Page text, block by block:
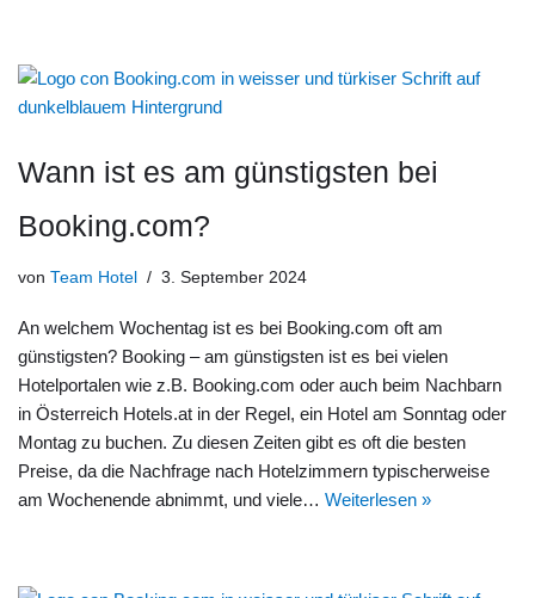
Wann ist es am günstigsten bei
Booking.com?
von Team Hotel 3. September 2024
An welchem Wochentag ist es bei Booking.com oft am
günstigsten? Booking – am günstigsten ist es bei vielen
Hotelportalen wie z.B. Booking.com oder auch beim Nachbarn
in Österreich Hotels.at in der Regel, ein Hotel am Sonntag oder
Montag zu buchen. Zu diesen Zeiten gibt es oft die besten
Preise, da die Nachfrage nach Hotelzimmern typischerweise
am Wochenende abnimmt, und viele… Weiterlesen »